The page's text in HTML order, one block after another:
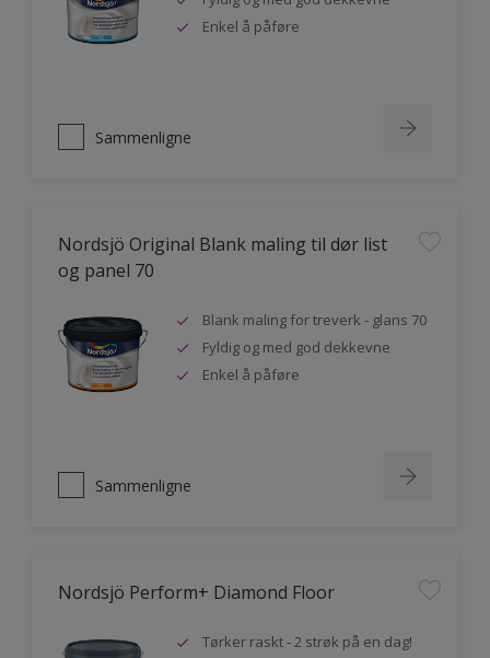
Enkel å påføre
Sammenligne
Nordsjö Original Blank maling til dør list
og panel 70
Blank maling for treverk - glans 70
Fyldig og med god dekkevne
Enkel å påføre
Sammenligne
Nordsjö Perform+ Diamond Floor
Tørker raskt - 2 strøk på en dag!